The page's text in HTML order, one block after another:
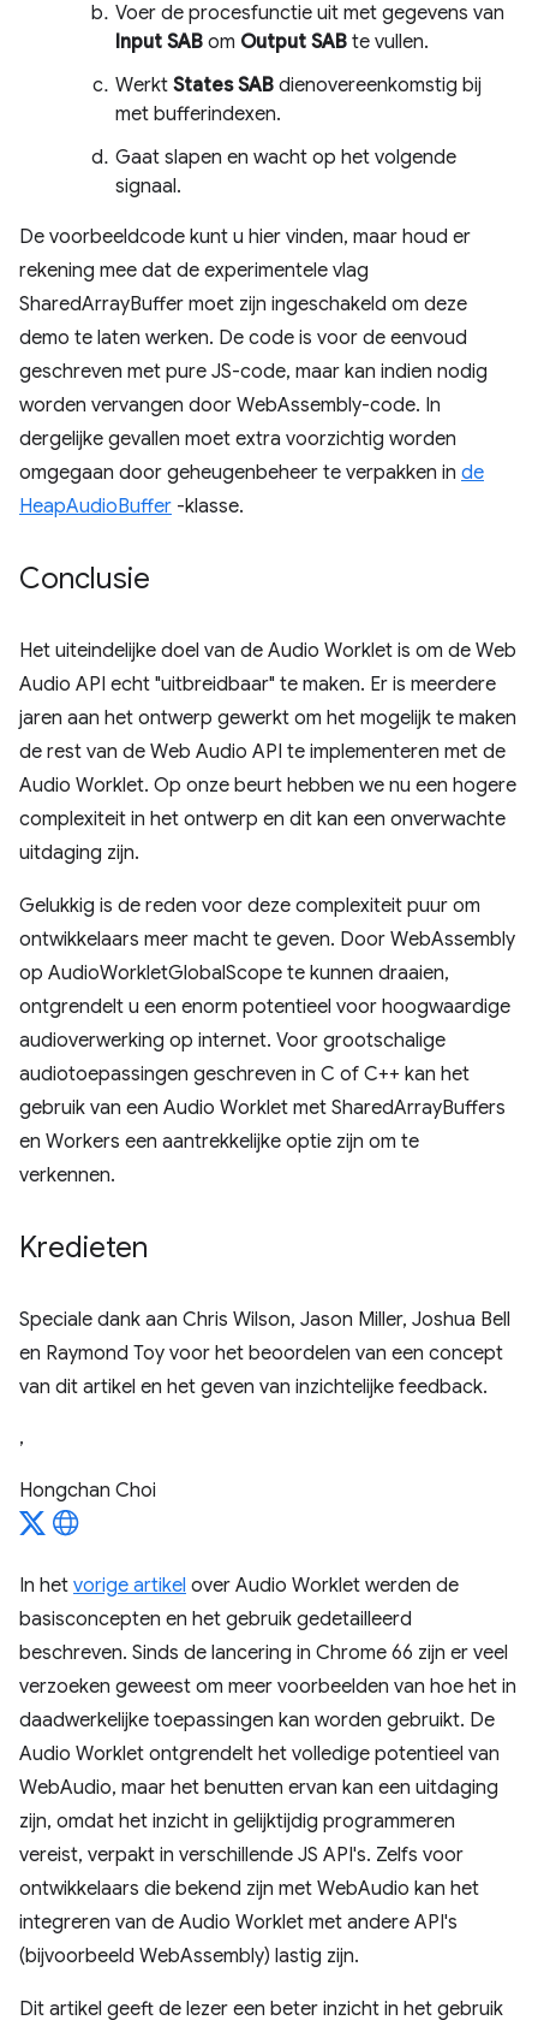
Voer de procesfunctie uit met gegevens van
Input SAB om Output SAB te vullen.
Werkt States SAB dienovereenkomstig bij
met bufferindexen.
Gaat slapen en wacht op het volgende
signaal.
De voorbeeldcode kunt u hier vinden, maar houd er
rekening mee dat de experimentele vlag
SharedArrayBuffer moet zijn ingeschakeld om deze
demo te laten werken. De code is voor de eenvoud
geschreven met pure JS-code, maar kan indien nodig
worden vervangen door WebAssembly-code. In
dergelijke gevallen moet extra voorzichtig worden
omgegaan door geheugenbeheer te verpakken in de
HeapAudioBuffer -klasse.
Conclusie
Het uiteindelijke doel van de Audio Worklet is om de Web
Audio API echt "uitbreidbaar" te maken. Er is meerdere
jaren aan het ontwerp gewerkt om het mogelijk te maken
de rest van de Web Audio API te implementeren met de
Audio Worklet. Op onze beurt hebben we nu een hogere
complexiteit in het ontwerp en dit kan een onverwachte
uitdaging zijn.
Gelukkig is de reden voor deze complexiteit puur om
ontwikkelaars meer macht te geven. Door WebAssembly
op AudioWorkletGlobalScope te kunnen draaien,
ontgrendelt u een enorm potentieel voor hoogwaardige
audioverwerking op internet. Voor grootschalige
audiotoepassingen geschreven in C of C++ kan het
gebruik van een Audio Worklet met SharedArrayBuffers
en Workers een aantrekkelijke optie zijn om te
verkennen.
Kredieten
Speciale dank aan Chris Wilson, Jason Miller, Joshua Bell
en Raymond Toy voor het beoordelen van een concept
van dit artikel en het geven van inzichtelijke feedback.
,
Hongchan Choi
In het vorige artikel over Audio Worklet werden de
basisconcepten en het gebruik gedetailleerd
beschreven. Sinds de lancering in Chrome 66 zijn er veel
verzoeken geweest om meer voorbeelden van hoe het in
daadwerkelijke toepassingen kan worden gebruikt. De
Audio Worklet ontgrendelt het volledige potentieel van
WebAudio, maar het benutten ervan kan een uitdaging
zijn, omdat het inzicht in gelijktijdig programmeren
vereist, verpakt in verschillende JS API's. Zelfs voor
ontwikkelaars die bekend zijn met WebAudio kan het
integreren van de Audio Worklet met andere API's
(bijvoorbeeld WebAssembly) lastig zijn.
Dit artikel geeft de lezer een beter inzicht in het gebruik